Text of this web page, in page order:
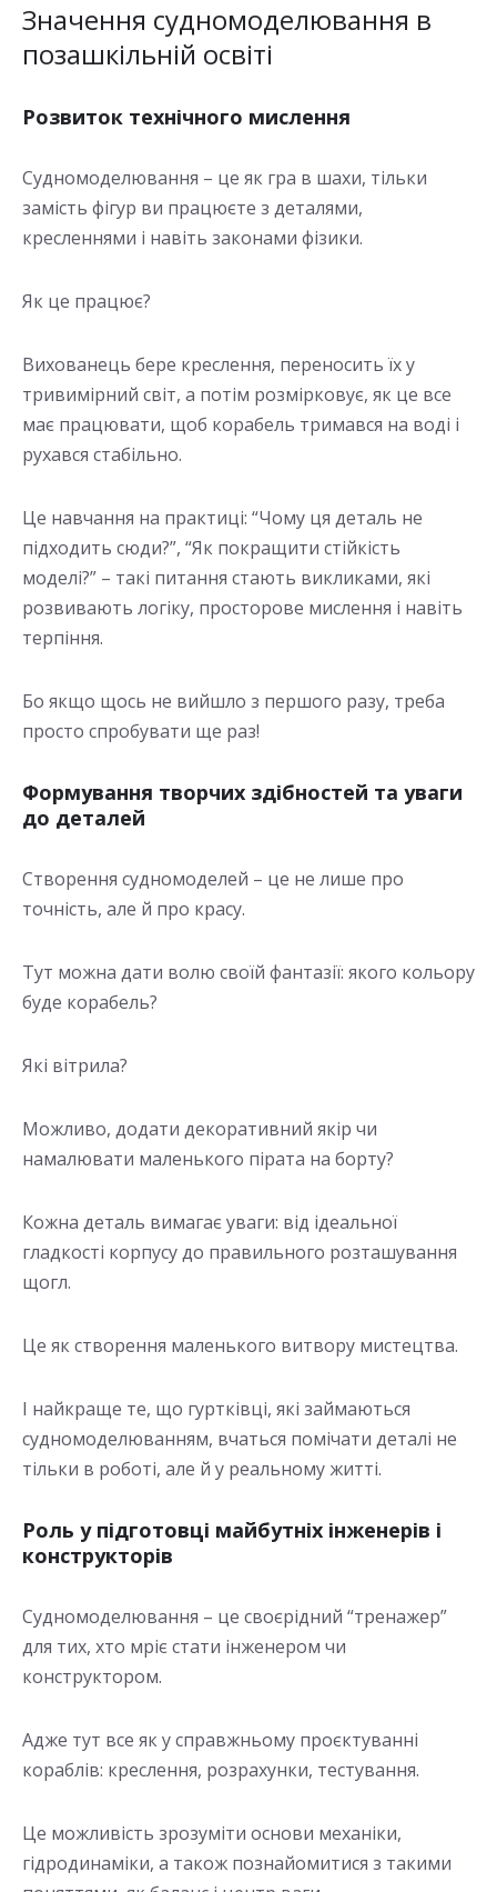
Значення судномоделювання в
позашкільній освіті
Розвиток технічного мислення
Судномоделювання – це як гра в шахи, тільки
замість фігур ви працюєте з деталями,
кресленнями і навіть законами фізики.
Як це працює?
Вихованець бере креслення, переносить їх у
тривимірний світ, а потім розмірковує, як це все
має працювати, щоб корабель тримався на воді і
рухався стабільно.
Це навчання на практиці: “Чому ця деталь не
підходить сюди?”, “Як покращити стійкість
моделі?” – такі питання стають викликами, які
розвивають логіку, просторове мислення і навіть
терпіння.
Бо якщо щось не вийшло з першого разу, треба
просто спробувати ще раз!
Формування творчих здібностей та уваги
до деталей
Створення судномоделей – це не лише про
точність, але й про красу.
Тут можна дати волю своїй фантазії: якого кольору
буде корабель?
Які вітрила?
Можливо, додати декоративний якір чи
намалювати маленького пірата на борту?
Кожна деталь вимагає уваги: від ідеальної
гладкості корпусу до правильного розташування
щогл.
Це як створення маленького витвору мистецтва.
І найкраще те, що гуртківці, які займаються
судномоделюванням, вчаться помічати деталі не
тільки в роботі, але й у реальному житті.
Роль у підготовці майбутніх інженерів і
конструкторів
Судномоделювання – це своєрідний “тренажер”
для тих, хто мріє стати інженером чи
конструктором.
Адже тут все як у справжньому проєктуванні
кораблів: креслення, розрахунки, тестування.
Це можливість зрозуміти основи механіки,
гідродинаміки, а також познайомитися з такими